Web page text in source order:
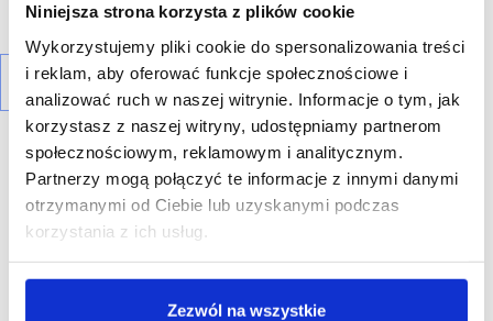
Niniejsza strona korzysta z plików cookie
Wykorzystujemy pliki cookie do spersonalizowania treści
i reklam, aby oferować funkcje społecznościowe i
analizować ruch w naszej witrynie. Informacje o tym, jak
korzystasz z naszej witryny, udostępniamy partnerom
społecznościowym, reklamowym i analitycznym.
Partnerzy mogą połączyć te informacje z innymi danymi
otrzymanymi od Ciebie lub uzyskanymi podczas
korzystania z ich usług.
Zezwól na wszystkie
R E K L A M A